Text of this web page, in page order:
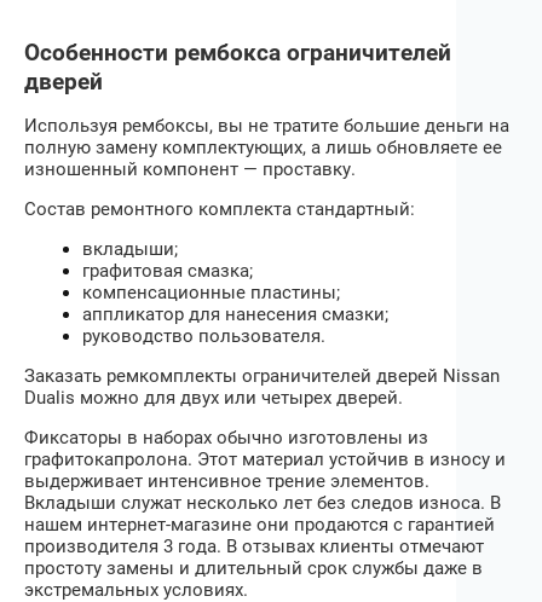
Особенности рембокса ограничителей
дверей
Используя рембоксы, вы не тратите большие деньги на
полную замену комплектующих, а лишь обновляете ее
изношенный компонент — проставку.
Состав ремонтного комплекта стандартный:
вкладыши;
графитовая смазка;
компенсационные пластины;
аппликатор для нанесения смазки;
руководство пользователя.
Заказать ремкомплекты ограничителей дверей Nissan
Dualis можно для двух или четырех дверей.
Фиксаторы в наборах обычно изготовлены из
графитокапролона. Этот материал устойчив в износу и
выдерживает интенсивное трение элементов.
Вкладыши служат несколько лет без следов износа. В
нашем интернет-магазине они продаются с гарантией
производителя 3 года. В отзывах клиенты отмечают
простоту замены и длительный срок службы даже в
экстремальных условиях.